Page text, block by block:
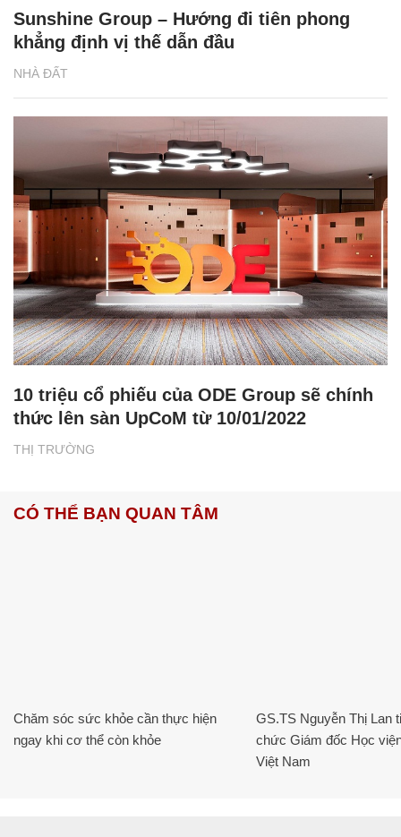
NHÀ ĐẤT
Sunshine Group – Hướng đi tiên phong
khẳng định vị thế dẫn đầu
THỊ TRƯỜNG
10 triệu cổ phiếu của ODE Group sẽ chính
thức lên sàn UpCoM từ 10/01/2022
CÓ THỂ BẠN QUAN TÂM
Chăm sóc sức khỏe cần thực hiện
ngay khi cơ thể còn khỏe
GS.TS Nguyễn Thị Lan
chức Giám đốc Học
Việt Nam